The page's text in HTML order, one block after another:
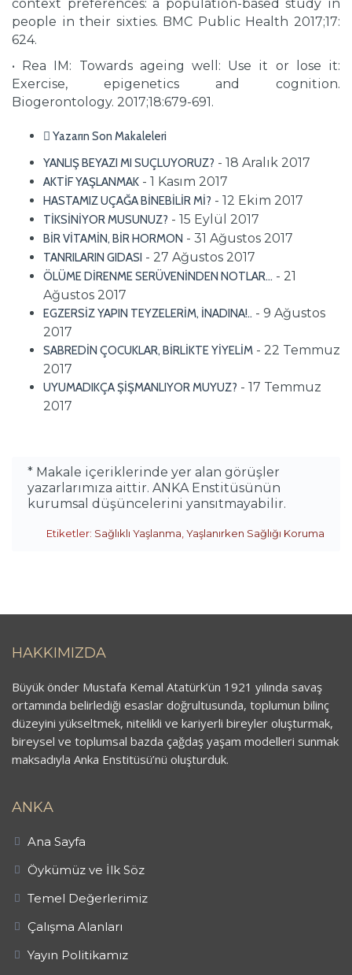
context preferences: a population-based study in
people in their sixties. BMC Public Health 2017;17:
624.
• Rea IM: Towards ageing well: Use it or lose it:
Exercise, epigenetics and cognition.
Biogerontology. 2017;18:679-691.
Yazarın Son Makaleleri
YANLIŞ BEYAZI MI SUÇLUYORUZ? - 18 Aralık 2017
AKTİF YAŞLANMAK - 1 Kasım 2017
HASTAMIZ UÇAĞA BİNEBİLİR Mİ? - 12 Ekim 2017
TİKSİNİYOR MUSUNUZ? - 15 Eylül 2017
BİR VİTAMİN, BİR HORMON - 31 Ağustos 2017
TANRILARIN GIDASI - 27 Ağustos 2017
ÖLÜME DİRENME SERÜVENİNDEN NOTLAR… - 21
Ağustos 2017
EGZERSİZ YAPIN TEYZELERİM, İNADINA!.. - 9 Ağustos
2017
SABREDİN ÇOCUKLAR, BİRLİKTE YİYELİM - 22 Temmuz
2017
UYUMADIKÇA ŞİŞMANLIYOR MUYUZ? - 17 Temmuz
2017
* Makale içeriklerinde yer alan görüşler
yazarlarımıza aittir. ANKA Enstitüsünün
kurumsal düşüncelerini yansıtmayabilir.
Etiketler: Sağlıklı Yaşlanma Yaşlanırken Sağlığı Koruma
HAKKIMIZDA
Büyük önder Mustafa Kemal Atatürk’ün 1921 yılında savaş
ortamında belirlediği esaslar doğrultusunda, toplumun bilinç
düzeyini yükseltmek, nitelikli ve kariyerli bireyler oluşturmak,
bireysel ve toplumsal bazda çağdaş yaşam modelleri sunmak
maksadıyla Anka Enstitüsü’nü oluşturduk.
ANKA
Ana Sayfa
Öykümüz ve İlk Söz
Temel Değerlerimiz
Çalışma Alanları
Yayın Politikamız